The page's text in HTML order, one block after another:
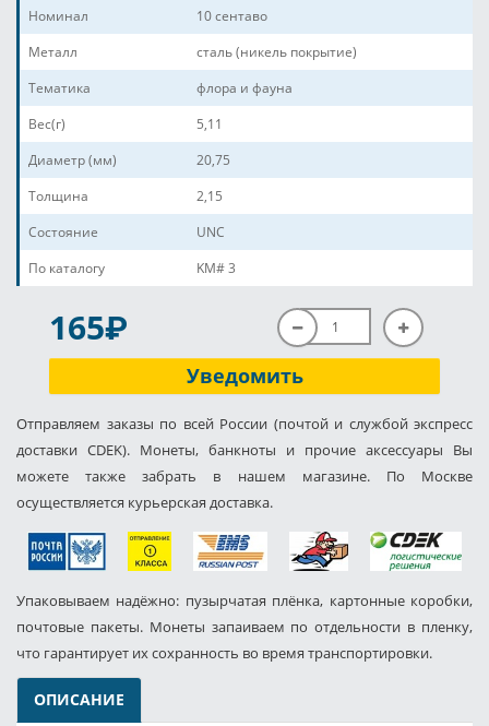
Номинал
10 сентаво
Металл
сталь (никель покрытие)
Тематика
флора и фауна
Вес(г)
5,11
Диаметр (мм)
20,75
Толщина
2,15
Состояние
UNC
По каталогу
KM# 3
165P
Уведомить
Отправляем заказы по всей России (почтой и службой экспресс
доставки CDEK). Монеты, банкноты и прочие аксессуары Вы
можете также забрать в нашем магазине. По Москве
осуществляется курьерская доставка.
Упаковываем надёжно: пузырчатая плёнка, картонные коробки,
почтовые пакеты. Монеты запаиваем по отдельности в пленку,
что гарантирует их сохранность во время транспортировки.
ОПИСАНИЕ